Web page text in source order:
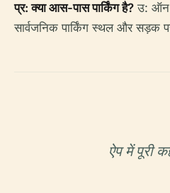
प्र: क्या आस-पास पार्किंग है? उ: ऑन-
सार्वजनिक पार्किंग स्थल और सड़क
ऐप में पूरी